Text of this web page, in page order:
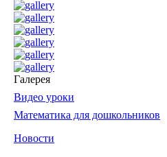
Галерея
Видео уроки
Математика для дошкольников
Новости